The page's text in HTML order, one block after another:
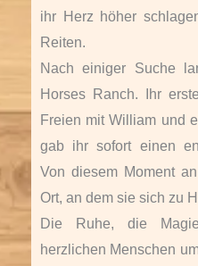
ihr Herz höher
Reiten.
Nach einiger Suche
Horses Ranch. Ihr
Freien mit William und
gab ihr sofort einen
Von diesem Moment
Ort, an dem sie sich zu
Die Ruhe, die
herzlichen Menschen